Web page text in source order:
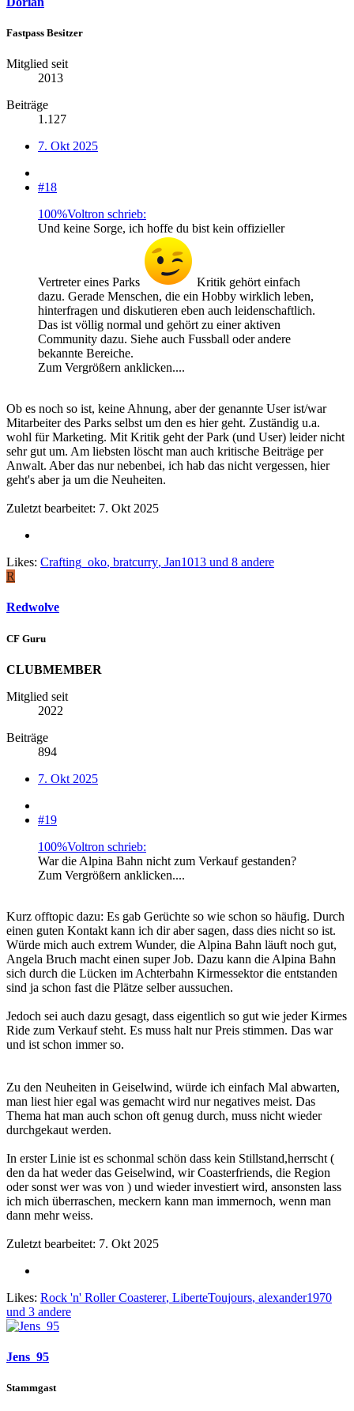
Fastpass Besitzer
Mitglied seit
2013
Beiträge
1.127
7. Okt 2025
#18
100%Voltron schrieb:
Und keine Sorge, ich hoffe du bist kein offizieller
Vertreter eines Parks
Kritik gehört einfach
dazu. Gerade Menschen, die ein Hobby wirklich leben,
hinterfragen und diskutieren eben auch leidenschaftlich.
Das ist völlig normal und gehört zu einer aktiven
Community dazu. Siehe auch Fussball oder andere
bekannte Bereiche.
Zum Vergrößern anklicken....
Ob es noch so ist, keine Ahnung, aber der genannte User ist/war
Mitarbeiter des Parks selbst um den es hier geht. Zuständig u.a.
wohl für Marketing. Mit Kritik geht der Park (und User) leider nicht
sehr gut um. Am liebsten löscht man auch kritische Beiträge per
Anwalt. Aber das nur nebenbei, ich hab das nicht vergessen, hier
geht's aber ja um die Neuheiten.
Zuletzt bearbeitet: 7. Okt 2025
Likes: Crafting_oko, bratcurry, Jan1013 und 8 andere
R
Redwolve
CF Guru
CLUBMEMBER
Mitglied seit
2022
Beiträge
894
7. Okt 2025
#19
100%Voltron schrieb:
War die Alpina Bahn nicht zum Verkauf gestanden?
Zum Vergrößern anklicken....
Kurz offtopic dazu: Es gab Gerüchte so wie schon so häufig. Durch
einen guten Kontakt kann ich dir aber sagen, dass dies nicht so ist.
Würde mich auch extrem Wunder, die Alpina Bahn läuft noch gut,
Angela Bruch macht einen super Job. Dazu kann die Alpina Bahn
sich durch die Lücken im Achterbahn Kirmessektor die entstanden
sind ja schon fast die Plätze selber aussuchen.
Jedoch sei auch dazu gesagt, dass eigentlich so gut wie jeder Kirmes
Ride zum Verkauf steht. Es muss halt nur Preis stimmen. Das war
und ist schon immer so.
Zu den Neuheiten in Geiselwind, würde ich einfach Mal abwarten,
man liest hier egal was gemacht wird nur negatives meist. Das
Thema hat man auch schon oft genug durch, muss nicht wieder
durchgekaut werden.
In erster Linie ist es schonmal schön dass kein Stillstand,herrscht (
den da hat weder das Geiselwind, wir Coasterfriends, die Region
oder sonst wer was von ) und wieder investiert wird, ansonsten lass
ich mich überraschen, meckern kann man immernoch, wenn man
dann mehr weiss.
Zuletzt bearbeitet: 7. Okt 2025
Likes: Rock 'n' Roller Coasterer, LiberteToujours, alexander1970
und 3 andere
Jens_95
Stammgast